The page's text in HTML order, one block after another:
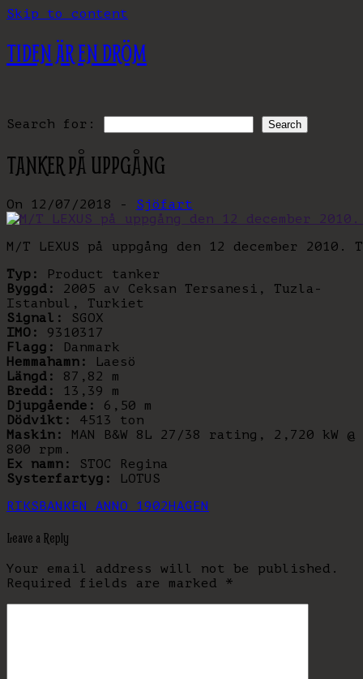
Skip to content
TIDEN ÄR EN DRÖM
Search for:
TANKER PÅ UPPGÅNG
On 12/07/2018 - Sjöfart
M/T LEXUS på uppgång den 12 december
Typ:
Product tanker
Byggd:
2005 av Ceksan Tersanesi, Tuzla-
Istanbul, Turkiet
Signal:
SGOX
IMO:
9310317
Flagg:
Danmark
Hemmahamn:
Laesö
Längd: 87,82 m
Bredd:
13,39 m
Djupgående:
6,50 m
Dödvikt:
4513 ton
Maskin:
MAN B&W 8L 27/38 rating, 2,720 kW @
800 rpm.
Ex namn:
STOC Regina
Systerfartyg:
LOTUS
RIKSBANKEN ANNO 1902 HAGEN
Leave a Reply
Your email address will not be published.
Required fields are marked *